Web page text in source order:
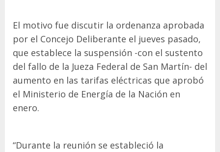
El motivo fue discutir la ordenanza aprobada
por el Concejo Deliberante el jueves pasado,
que establece la suspensión -con el sustento
del fallo de la Jueza Federal de San Martín- del
aumento en las tarifas eléctricas que aprobó
el Ministerio de Energía de la Nación en
enero.
“Durante la reunión se estableció la